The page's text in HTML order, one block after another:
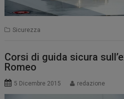
Sicurezza
Corsi di guida sicura
Romeo
5 Dicembre 2015 redazione